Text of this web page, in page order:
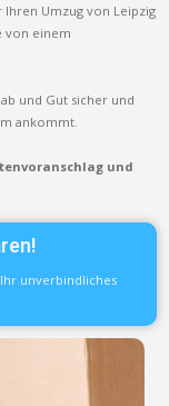
Ihren Umzug von Leipzig
von einem
und Gut sicher und
ankommt.
und
unverbindliches